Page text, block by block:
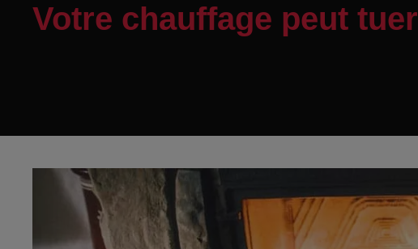
Votre chauffage peut tuer